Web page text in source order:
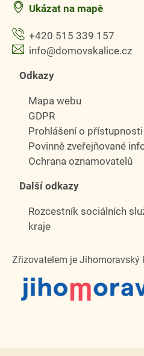
Ukázat na mapě
+420 515 339 157
info@domovskalice.cz
Odkazy
Mapa webu
GDPR
Prohlášení o přístupnosti
Povinně zveřejňované
Ochrana oznamovatelů
Další odkazy
Rozcestník sociálních
kraje
Zřizovatelem je Jihomoravský